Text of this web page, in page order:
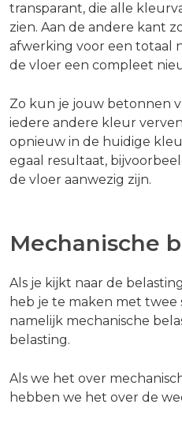
transparant, die alle
zien. Aan de andere kant
afwerking voor een totaal
de vloer een compleet
Zo kun je jouw betonnen
iedere andere kleur
opnieuw in de huidige
egaal resultaat,
de vloer aanwezig zijn.
Mechanische
Als je kijkt naar de
heb je te maken met twee
namelijk mechanische
belasting.
Als we het over
hebben we het over de